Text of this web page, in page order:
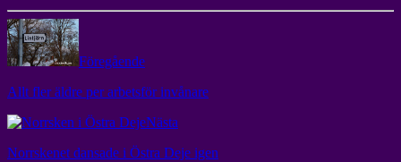
Föregående
Allt fler äldre per arbetsför invånare
Nästa
Norrskenet dansade i Östra Deje igen